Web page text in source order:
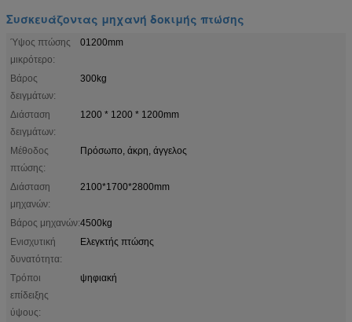
Συσκευάζοντας μηχανή δοκιμής πτώσης
Ύψος πτώσης
μικρότερο:
01200mm
Βάρος
δειγμάτων:
300kg
Διάσταση
δειγμάτων:
1200 * 1200 * 1200mm
Μέθοδος
πτώσης:
Πρόσωπο, άκρη, άγγελος
Διάσταση
μηχανών:
2100*1700*2800mm
Βάρος μηχανών:4500kg
Ενισχυτική
δυνατότητα:
Ελεγκτής πτώσης
Τρόποι
επίδειξης
ύψους:
ψηφιακή